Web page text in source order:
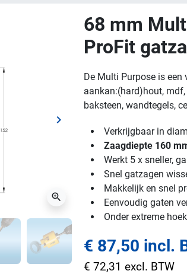
Volgende
keyboard_arrow_right
zoom_in
68 mm
ProFit
De Multi Purpose is
aankan:(hard)hout,
baksteen, wandtegels,
Verkrijgbaar in
Zaagdiepte 160
Werkt 5 x sneller,
Snel gatzagen
Makkelijk en snel
Eenvoudig gaten
Onder extreme
€ 87,50 incl.
€ 72,31 excl. BTW